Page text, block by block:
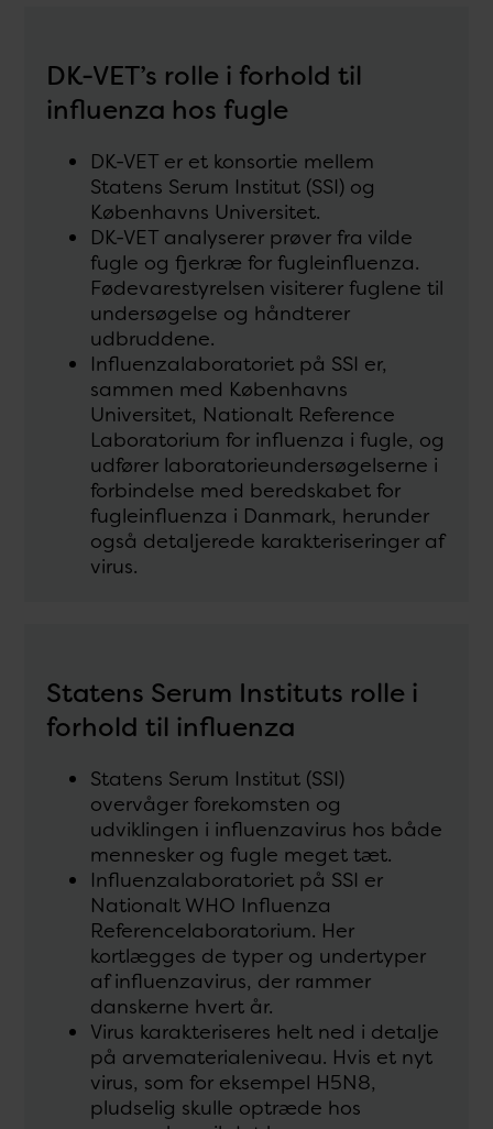
DK-VET’s rolle i forhold til
influenza hos fugle
DK-VET er et konsortie mellem
Statens Serum Institut (SSI) og
Københavns Universitet.
DK-VET analyserer prøver fra vilde
fugle og fjerkræ for fugleinfluenza.
Fødevarestyrelsen visiterer fuglene til
undersøgelse og håndterer
udbruddene.
Influenzalaboratoriet på SSI er,
sammen med Københavns
Universitet, Nationalt Reference
Laboratorium for influenza i fugle, og
udfører laboratorieundersøgelserne i
forbindelse med beredskabet for
fugleinfluenza i Danmark, herunder
også detaljerede karakteriseringer af
virus.
Statens Serum Instituts rolle i
forhold til influenza
Statens Serum Institut (SSI)
overvåger forekomsten og
udviklingen i influenzavirus hos både
mennesker og fugle meget tæt.
Influenzalaboratoriet på SSI er
Nationalt WHO Influenza
Referencelaboratorium. Her
kortlægges de typer og undertyper
af influenzavirus, der rammer
danskerne hvert år.
Virus karakteriseres helt ned i detalje
på arvematerialeniveau. Hvis et nyt
virus, som for eksempel H5N8,
pludselig skulle optræde hos